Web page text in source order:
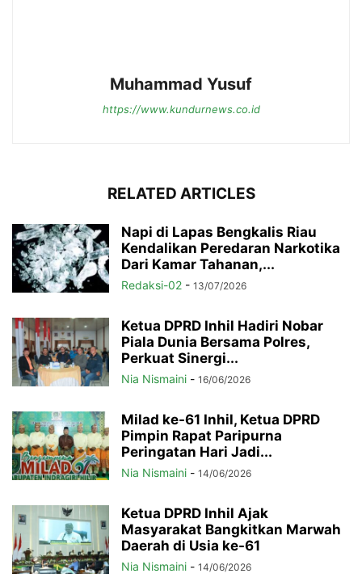
Muhammad Yusuf
https://www.kundurnews.co.id
RELATED ARTICLES
Napi di Lapas Bengkalis Riau
Kendalikan Peredaran Narkotika
Dari Kamar Tahanan,...
Redaksi-02 - 13/07/2026
Ketua DPRD Inhil Hadiri Nobar
Piala Dunia Bersama Polres,
Perkuat Sinergi...
Nia Nismaini - 16/06/2026
Milad ke-61 Inhil, Ketua DPRD
Pimpin Rapat Paripurna
Peringatan Hari Jadi...
Nia Nismaini - 14/06/2026
Ketua DPRD Inhil Ajak
Masyarakat Bangkitkan Marwah
Daerah di Usia ke-61
Nia Nismaini - 14/06/2026